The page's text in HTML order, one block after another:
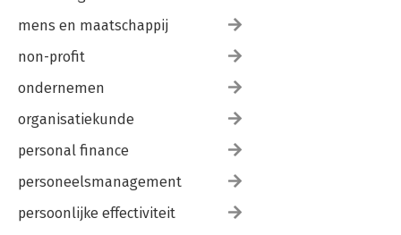
mens en maatschappij
non-profit
ondernemen
organisatiekunde
personal finance
personeelsmanagement
persoonlijke effectiviteit